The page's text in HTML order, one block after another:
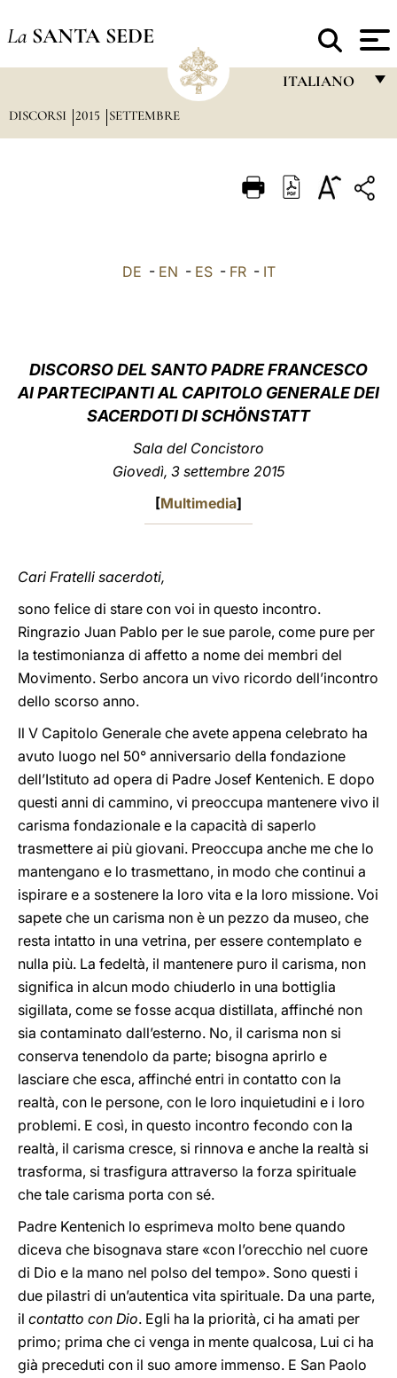
La SANTA SEDE
ITALIANO
ITALIANO
中文
LATINE
DISCORSI 2015 SETTEMBRE
DE - EN - ES- FR- IT
DISCORSO DEL SANTO PADRE FRANCESCO
AI PARTECIPANTI AL CAPITOLO GENERALE DEI
SACERDOTI DI SCHÖNSTATT
Sala del Concistoro
Giovedì, 3 settembre 2015
[Multimedia]
Cari Fratelli sacerdoti,
sono felice di stare con voi in questo incontro.
Ringrazio Juan Pablo per le sue parole, come pure per
la testimonianza di affetto a nome dei membri del
Movimento. Serbo ancora un vivo ricordo dell’incontro
dello scorso anno.
Il V Capitolo Generale che avete appena celebrato ha
avuto luogo nel 50° anniversario della fondazione
dell’Istituto ad opera di Padre Josef Kentenich. E dopo
questi anni di cammino, vi preoccupa mantenere vivo il
carisma fondazionale e la capacità di saperlo
trasmettere ai più giovani. Preoccupa anche me che lo
mantengano e lo trasmettano, in modo che continui a
ispirare e a sostenere la loro vita e la loro missione. Voi
sapete che un carisma non è un pezzo da museo, che
resta intatto in una vetrina, per essere contemplato e
nulla più. La fedeltà, il mantenere puro il carisma, non
significa in alcun modo chiuderlo in una bottiglia
sigillata, come se fosse acqua distillata, affinché non
sia contaminato dall’esterno. No, il carisma non si
conserva tenendolo da parte; bisogna aprirlo e
lasciare che esca, affinché entri in contatto con la
realtà, con le persone, con le loro inquietudini e i loro
problemi. E così, in questo incontro fecondo con la
realtà, il carisma cresce, si rinnova e anche la realtà si
trasforma, si trasfigura attraverso la forza spirituale
che tale carisma porta con sé.
Padre Kentenich lo esprimeva molto bene quando
diceva che bisognava stare «con l’orecchio nel cuore
di Dio e la mano nel polso del tempo». Sono questi i
due pilastri di un’autentica vita spirituale. Da una parte,
il contatto con Dio. Egli ha la priorità, ci ha amati per
primo; prima che ci venga in mente qualcosa, Lui ci ha
già preceduti con il suo amore immenso. E San Paolo